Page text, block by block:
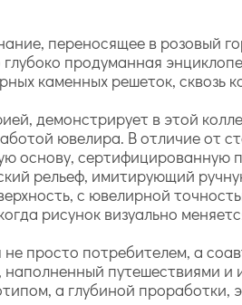
переносящее в розовый
продуманная
каменных решеток, сквозь
демонстрирует в этой
ювелира. В отличие от
основу, сертифицированную
рельеф, имитирующий
с ювелирной
рисунок визуально
просто потребителем, а
путешествиями
а глубиной